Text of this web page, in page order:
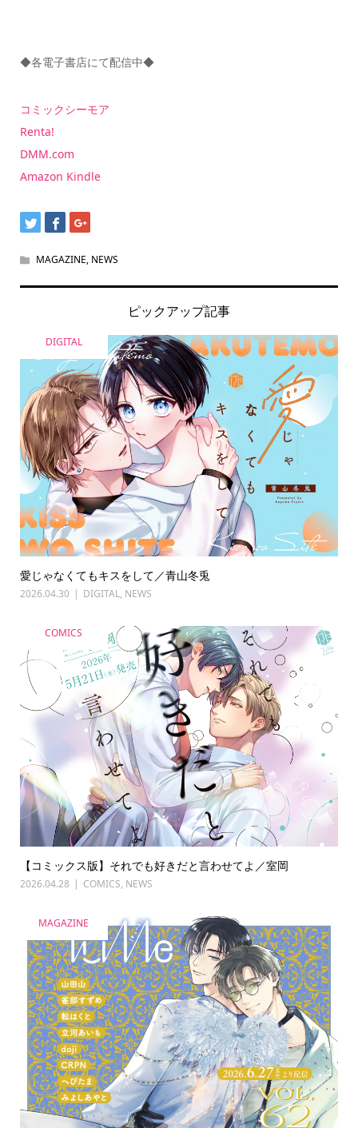
◆各電子書店にて配信中◆
コミックシーモア
Renta!
DMM.com
Amazon Kindle
MAGAZINE, NEWS
ピックアップ記事
DIGITAL
愛じゃなくてもキスをして／青山冬兎
2026.04.30 DIGITAL, NEWS
COMICS
【コミックス版】それでも好きだと言わせてよ／室岡
2026.04.28 COMICS, NEWS
MAGAZINE